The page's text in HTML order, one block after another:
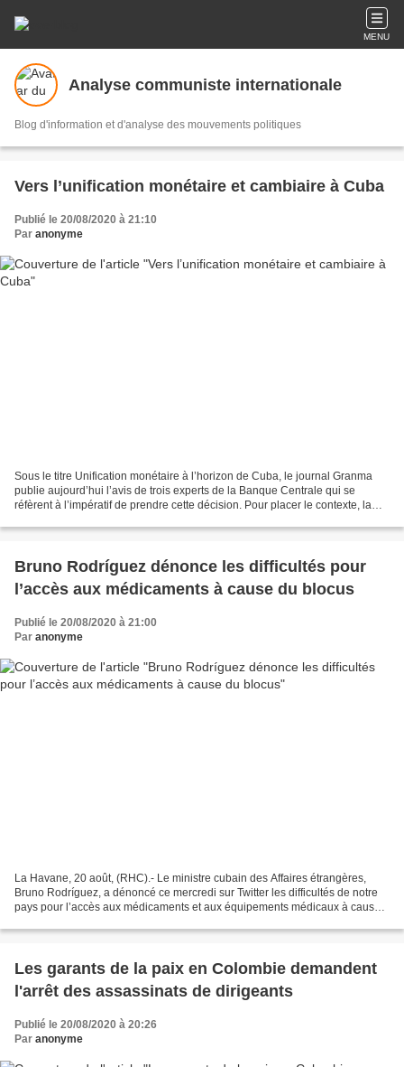
MENU
Analyse communiste internationale
Blog d'information et d'analyse des mouvements politiques
Vers l’unification monétaire et cambiaire à Cuba
Publié le 20/08/2020 à 21:10
Par anonyme
Sous le titre Unification monétaire à l’horizon de Cuba, le journal Granma
publie aujourd’hui l’avis de trois experts de la Banque Centrale qui se
réfèrent à l’impératif de prendre cette décision. Pour placer le contexte, la
Bruno Rodríguez dénonce les difficultés pour
l’accès aux médicaments à cause du blocus
Publié le 20/08/2020 à 21:00
Par anonyme
La Havane, 20 août, (RHC).- Le ministre cubain des Affaires étrangères,
Bruno Rodríguez, a dénoncé ce mercredi sur Twitter les difficultés de notre
pays pour l’accès aux médicaments et aux équipements médicaux à cause
Les garants de la paix en Colombie demandent
l'arrêt des assassinats de dirigeants
Publié le 20/08/2020 à 20:26
Par anonyme